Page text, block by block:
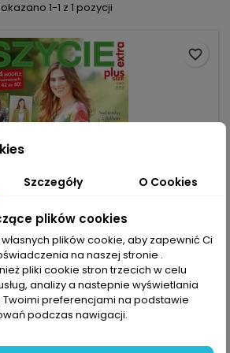
1-1 z 1 pozycji
MARKA:BPV
EXTRA 1/2023
(0)
na kreacje na coraz cieplejsze dni. Z
favorite_border
Szczegóły O Cookies
plików cookies
plików cookie, aby zapewnić Ci
na naszej stronie .
pliki cookie stron trzecich w celu
analizy a nastepnie wyświetlania
preferencjami na podstawie
podczas nawigacji.